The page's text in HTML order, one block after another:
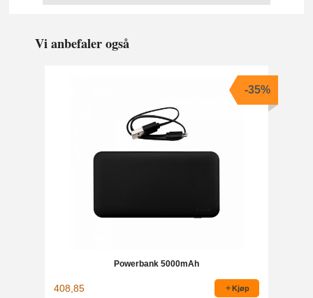
Vi anbefaler også
Powerbank 5000mAh
408,85
-35%
Kjøp